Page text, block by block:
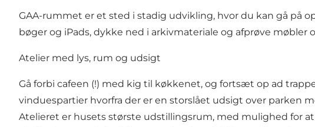
GAA-rummet er et sted i stadig udvikling, hvor du kan gå på
bøger og iPads, dykke ned i arkivmateriale og afprøve møbler
Atelier med lys, rum og udsigt
Gå forbi cafeen (!) med kig til køkkenet, og fortsæt op ad
vinduespartier hvorfra der er en storslået udsigt over parken
Atelieret er husets største udstillingsrum, med mulighed for